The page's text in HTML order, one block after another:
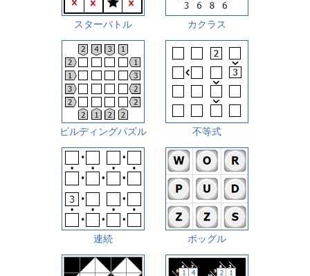
スターバトル カクラス
ビルディングパズル 不等式
連続 ボッグル